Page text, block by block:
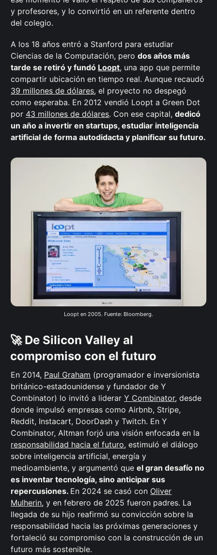
y profesores, y lo convirtió en un referente dentro
del colegio.
A los 18 años entró a Stanford para estudiar
Ciencias de la Computación, perodos años más
tarde se retiró y fundó Loopt, una app que permite
compartir ubicación en tiempo real. Aunque recaudó
39 millones de dólares, el proyecto no despegó
como esperaba. En 2012 vendió Loopt a Green Dot
por 43 millones de dólares. Con ese capital,dedicó
un año a invertir en startups, estudiar inteligencia
artificial de forma autodidacta y planificar su futuro.
Loopt en 2005. Fuente: Bloomberg.
🚀 De Silicon Valley al
compromiso con el futuro
En 2014, Paul Graham (programador e inversionista
británico-estadounidense y fundador de Y
Combinator) lo invitó a liderarY Combinator, desde
donde impulsó empresas como Airbnb, Stripe,
Reddit, Instacart, DoorDash y Twitch. En Y
Combinator, Altman forjó una visión enfocada en la
responsabilidad hacia el futuro, estimuló el diálogo
sobre inteligencia artificial, energía y
medioambiente, y argumentó queel gran desafío no
es inventar tecnología, sino anticipar sus
repercusiones. En 2024 se casó con Oliver
Mulherin, y en febrero de 2025 fueron padres. La
llegada de su hijo reafirmó su convicción sobre la
responsabilidad hacia las próximas generaciones y
fortaleció su compromiso con la construcción de un
futuro más sostenible.